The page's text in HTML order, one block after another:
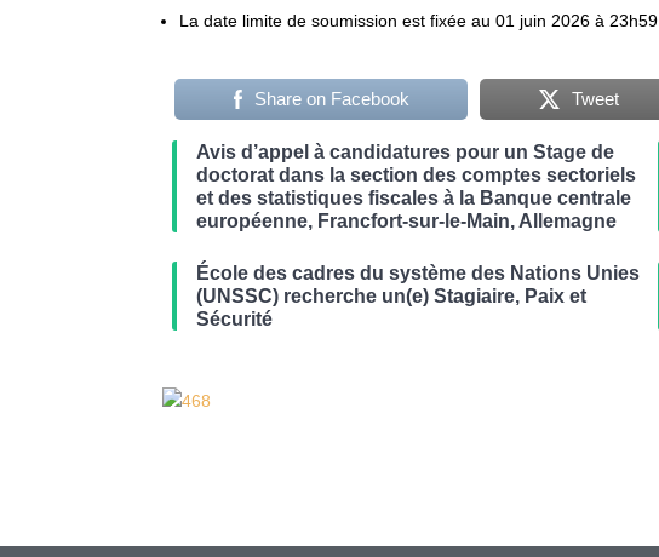
La date limite de soumission est fixée au 01 juin 2026 à 23h59.
Share on Facebook Tweet
Avis d’appel à candidatures pour un Stage de
doctorat dans la section des comptes sectoriels
et des statistiques fiscales à la Banque centrale
européenne, Francfort-sur-le-Main, Allemagne
École des cadres du système des Nations Unies
(UNSSC) recherche un(e) Stagiaire, Paix et
Sécurité